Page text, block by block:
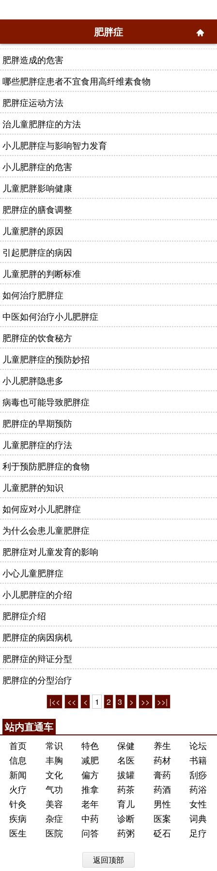
肥胖症
肥胖造成的危害
哪些肥胖症患者不宜食用高纤维素食物
肥胖症运动方法
治儿童肥胖症的方法
小儿肥胖症与影响智力发育
小儿肥胖症的危害
儿童肥胖影响健康
肥胖症的膳食调整
儿童肥胖的原因
引起肥胖症的病因
儿童肥胖的判断标准
如何治疗肥胖症
中医如何治疗小儿肥胖症
肥胖症的饮食秘方
儿童肥胖症的预防妙招
小儿肥胖隐患多
病毒也可能导致肥胖症
肥胖症的早期预防
儿童肥胖症的疗法
利于预防肥胖症的食物
儿童肥胖的知识
如何应对小儿肥胖症
为什么会患儿童肥胖症
肥胖症对儿童发育的影响
小心儿童肥胖症
小儿肥胖症的介绍
肥胖症介绍
肥胖症的病因病机
肥胖症的辩证分型
肥胖症的分型治疗
|<< << < 1 2 3 > >> >>|
站内直通车
首页 常识 特色 保健 养生
论坛
信息
丰胸 减肥 名医 药材
书籍
新闻
文化 偏方 拔罐 膏药
刮痧
火疗
气功 推拿 药茶 药酒
药浴
针灸
美容 老年 育儿 男性
女性
疾病
杂症 中药 诊断 医案
词典
医生
医院 问答 药粥 砭石 足疗
返回顶部